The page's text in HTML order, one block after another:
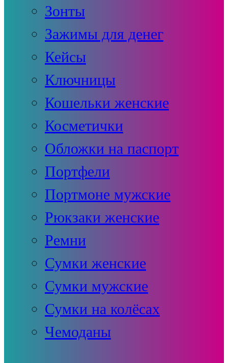
Зонты
Зажимы для денег
Кейсы
Ключницы
Кошельки женские
Косметички
Обложки на паспорт
Портфели
Портмоне мужские
Рюкзаки женские
Ремни
Сумки женские
Сумки мужские
Сумки на колёсах
Чемоданы